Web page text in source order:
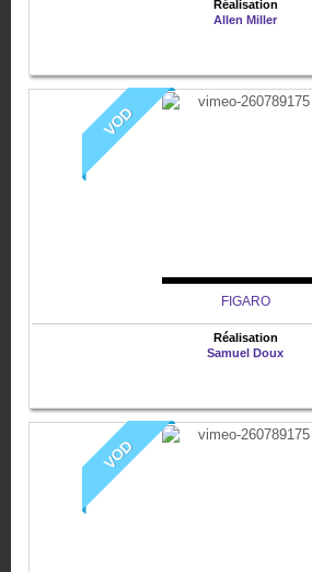
Réalisation
Allen Miller
VOD
FIGARO
Réalisation
Samuel Doux
VOD